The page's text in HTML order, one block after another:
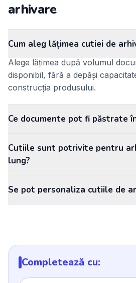
arhivare
Cum aleg lățimea cutiei de
Alege lățimea după volumul
disponibil, fără a depăși
construcția produsului.
Ce documente pot fi păstrate
Cutiile sunt potrivite pentru
lung?
Se pot personaliza cutiile de
Completează cu: